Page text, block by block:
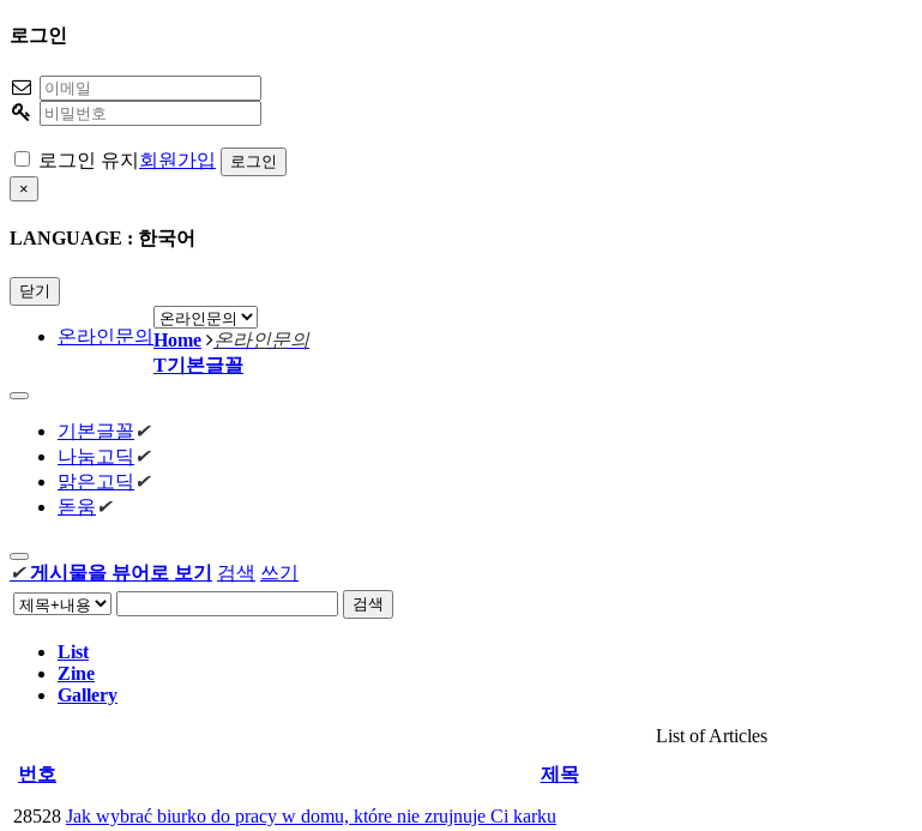
로그인
로그인 유지 회원가입
×
LANGUAGE : 한국어
닫기
온라인문의 Home
온라인문의
T기본글꼴
기본글꼴 ✔
나눔고딕 ✔
맑은고딕 ✔
돋움 ✔
✔ 게시물을 뷰어로 보기 검색 쓰기
검색
List
Zine
Gallery
List of Articles
번호
제목
28528 Jak wybrać biurko do pracy w domu, które nie zrujnuje Ci karku